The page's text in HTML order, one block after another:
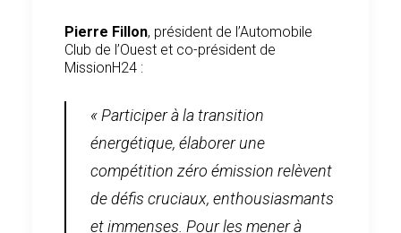
Pierre Fillon, président de l’Automobile
Club de l’Ouest et co-président de
MissionH24 :
« Participer à la transition
énergétique, élaborer une
compétition zéro émission relèvent
de défis cruciaux, enthousiasmants
et immenses. Pour les mener à